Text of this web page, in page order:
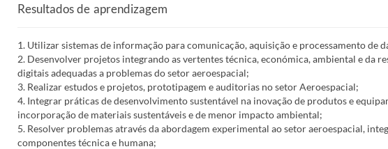
Resultados de aprendizagem
1. Utilizar sistemas de informação para comunicação, aquisição e processamento de
2. Desenvolver projetos integrando as vertentes técnica, económica, ambiental e da
digitais adequadas a problemas do setor aeroespacial;
3. Realizar estudos e projetos, prototipagem e auditorias no setor Aeroespacial;
4. Integrar práticas de desenvolvimento sustentável na inovação de produtos e
incorporação de materiais sustentáveis e de menor impacto ambiental;
5. Resolver problemas através da abordagem experimental ao setor aeroespacial,
componentes técnica e humana;